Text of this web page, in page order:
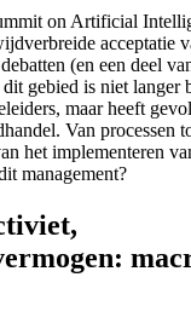
on Artificial
acceptatie
(en een deel
gebied is niet langer
maar heeft
Van processen
het implementeren
management?